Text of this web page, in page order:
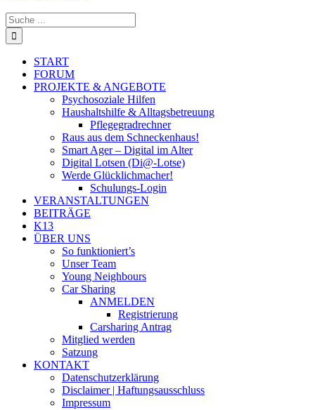
Suche
nach:
START
FORUM
PROJEKTE & ANGEBOTE
Psychosoziale Hilfen
Haushaltshilfe & Alltagsbetreuung
Pflegegradrechner
Raus aus dem Schneckenhaus!
Smart Ager – Digital im Alter
Digital Lotsen (Di@-Lotse)
Werde Glücklichmacher!
Schulungs-Login
VERANSTALTUNGEN
BEITRÄGE
K13
ÜBER UNS
So funktioniert’s
Unser Team
Young Neighbours
Car Sharing
ANMELDEN
Registrierung
Carsharing Antrag
Mitglied werden
Satzung
KONTAKT
Datenschutzerklärung
Disclaimer | Haftungsausschluss
Impressum